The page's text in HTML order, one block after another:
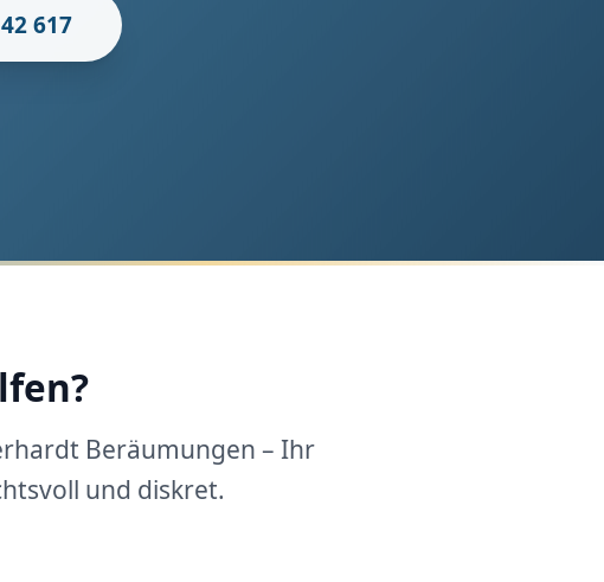
617
Beräumungen – Ihr
und diskret.